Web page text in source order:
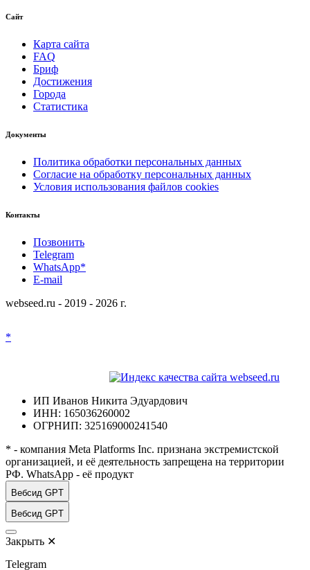
Сайт
Карта сайта
FAQ
Бриф
Достижения
Города
Статистика
Документы
Политика обработки персональных данных
Согласие на обработку персональных данных
Условия использования файлов cookies
Контакты
Позвонить
Telegram
WhatsApp*
E-mail
webseed.ru - 2019 - 2026 г.
*
ИП Иванов Никита Эдуардович
ИНН: 165036260002
ОГРНИП: 325169000241540
* - компания Meta Platforms Inc. признана экстремистской
организацией, и её деятельность запрещена на территории
РФ. WhatsApp - её продукт
Вебсид GPT
Вебсид GPT
Закрыть ✕
Telegram